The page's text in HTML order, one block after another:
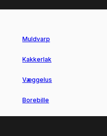
Muldvarp
Kakkerlak
Væggelus
Borebille